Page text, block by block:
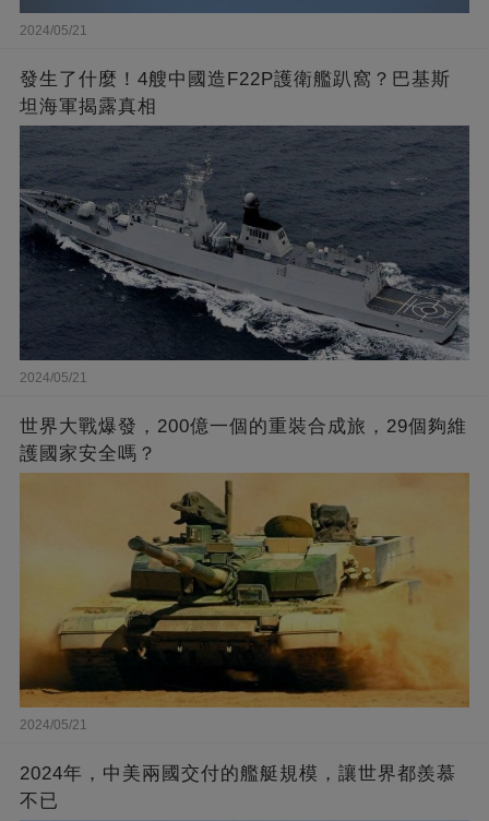
2024/05/21
發生了什麼！4艘中國造F22P護衛艦趴窩？巴基斯
坦海軍揭露真相
2024/05/21
世界大戰爆發，200億一個的重裝合成旅，29個夠維
護國家安全嗎？
2024/05/21
2024年，中美兩國交付的艦艇規模，讓世界都羨慕
不已